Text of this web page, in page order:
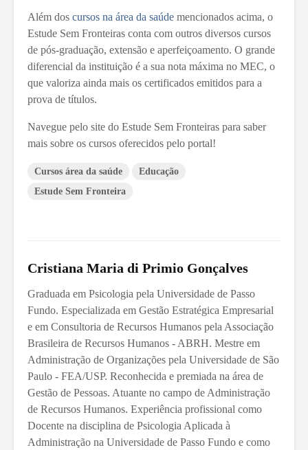
Além dos cursos na área da saúde mencionados acima, o
Estude Sem Fronteiras conta com outros diversos cursos
de pós-graduação, extensão e aperfeiçoamento. O grande
diferencial da instituição é a sua nota máxima no MEC, o
que valoriza ainda mais os certificados emitidos para a
prova de títulos.
Navegue pelo site do Estude Sem Fronteiras para saber
mais sobre os cursos oferecidos pelo portal!
Cursos área da saúde
Educação
Estude Sem Fronteira
Cristiana Maria di Primio Gonçalves
Graduada em Psicologia pela Universidade de Passo
Fundo. Especializada em Gestão Estratégica Empresarial
e em Consultoria de Recursos Humanos pela Associação
Brasileira de Recursos Humanos - ABRH. Mestre em
Administração de Organizações pela Universidade de São
Paulo - FEA/USP. Reconhecida e premiada na área de
Gestão de Pessoas. Atuante no campo de Administração
de Recursos Humanos. Experiência profissional como
Docente na disciplina de Psicologia Aplicada à
Administração na Universidade de Passo Fundo e como